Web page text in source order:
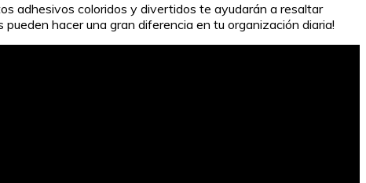
adhesivos coloridos y divertidos te ayudarán a resaltar
hacer una gran diferencia en tu organización diaria!